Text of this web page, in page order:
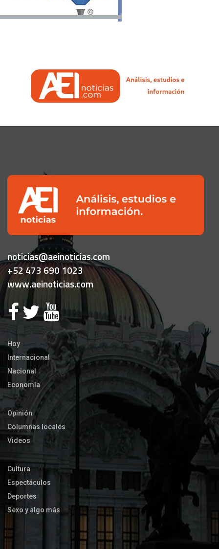
noticias@aeinoticias.com
+52 473 690 1023
www.aeinoticias.com
Hoy
Internacional
Nacional
Economía
Opinión
Columnas locales
Videos
Cultura
Espectáculos
Deportes
Sexo y algo más